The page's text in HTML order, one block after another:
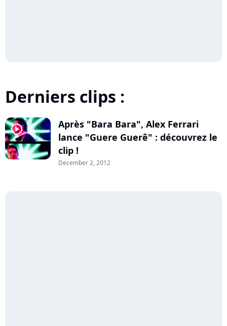
Derniers clips :
player2
Après "Bara Bara", Alex Ferrari
lance "Guere Guerê" : découvrez le
clip !
December 2, 2012